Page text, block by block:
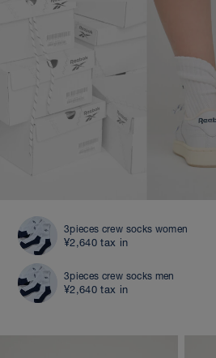
3pieces crew socks women
¥2,640 tax in
3pieces crew socks men
¥2,640 tax in